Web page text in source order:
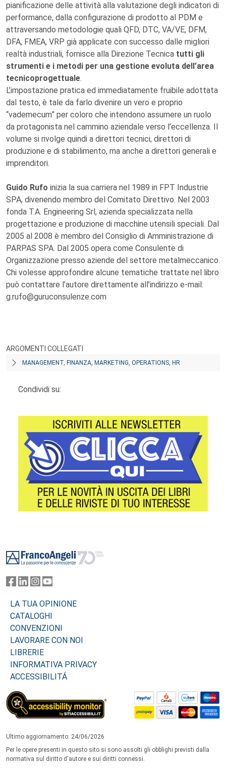
pianificazione delle attività alla valutazione degli indicatori di
performance, dalla configurazione di prodotto al PDM e
attraversando metodologie quali QFD, DTC, VA/VE, DFM,
DFA, FMEA, VRP già applicate con successo dalle migliori
realtà industriali, fornisce alla Direzione Tecnica tutti gli
strumenti e i metodi per una gestione evoluta dell’area
tecnicoprogettuale.
L’impostazione pratica ed immediatamente fruibile adottata
dal testo, è tale da farlo divenire un vero e proprio
“vademecum” per coloro che intendono assumere un ruolo
da protagonista nel cammino aziendale verso l’eccellenza. Il
volume si rivolge quindi a direttori tecnici, direttori di
produzione e di stabilimento, ma anche a direttori generali e
imprenditori.
Guido Rufo inizia la sua carriera nel 1989 in FPT Industrie
SPA, divenendo membro del Comitato Direttivo. Nel 2003
fonda T.A. Engineering Srl, azienda specializzata nella
progettazione e produzione di macchine utensili speciali. Dal
2005 al 2008 è membro del Consiglio di Amministrazione di
PARPAS SPA. Dal 2005 opera come Consulente di
Organizzazione presso aziende del settore metalmeccanico.
Chi volesse approfondire alcune tematiche trattate nel libro
può contattare l’autore direttamente all’indirizzo e-mail:
g.rufo@guruconsulenze.com
ARGOMENTI COLLEGATI
MANAGEMENT, FINANZA, MARKETING, OPERATIONS, HR
Condividi su:
LA TUA OPINIONE
CATALOGHI
CONVENZIONI
LAVORARE CON NOI
LIBRERIE
INFORMATIVA PRIVACY
ACCESSIBILITÁ
Ultimo aggiornamento: 24/06/2026
Per le opere presenti in questo sito si sono assolti gli obblighi previsti dalla
normativa sul diritto d'autore e sui diritti connessi.